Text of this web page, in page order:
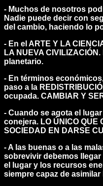
- Muchos de nosotros
Nadie puede decir con
del cambio, haciendo lo
- En el ARTE Y LA
LA NUEVA
planetario.
- En términos
paso a la
ocupada. CAMBIAR Y
- Cuando se agota el
conejera. LO ÚNICO QUE
SOCIEDAD EN DARSE
- A las buenas o a las
sobrevivir debemos llegar
el lugar y los recursos
siempre capaz de